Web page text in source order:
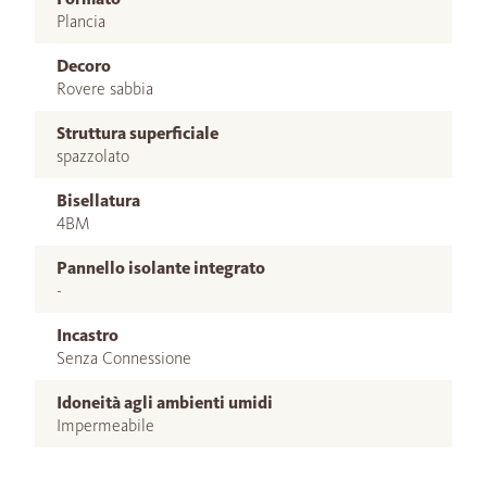
Plancia
Decoro
Rovere sabbia
Struttura superficiale
spazzolato
Bisellatura
4BM
Pannello isolante integrato
-
Incastro
Senza Connessione
Idoneità agli ambienti umidi
Impermeabile